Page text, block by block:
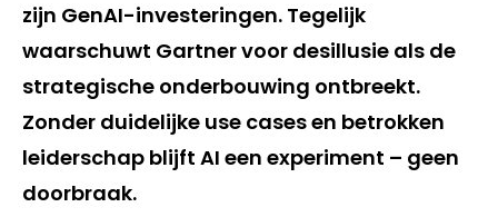
zijn GenAI-investeringen. Tegelijk
waarschuwt Gartner voor desillusie als de
strategische onderbouwing ontbreekt.
Zonder duidelijke use cases en betrokken
leiderschap blijft AI een experiment – geen
doorbraak.